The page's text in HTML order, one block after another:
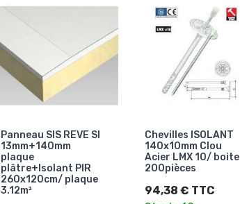
Panneau SIS REVE SI
13mm+140mm
plaque
plâtre+Isolant PIR
260x120cm/ plaque
3.12m²
Chevilles ISOLANT
140x10mm Clou
Acier LMX 10/ boite
200pièces
94,38 € TTC